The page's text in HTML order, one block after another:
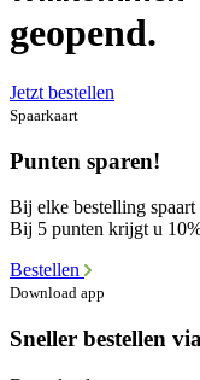
geopend.
Jetzt bestellen
Spaarkaart
Punten sparen!
Bij elke bestelling spaart
Bij 5 punten krijgt u
Bestellen
Download app
Sneller bestellen